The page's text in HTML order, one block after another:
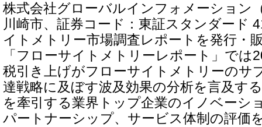
株式会社グローバルインフォメーション
川崎市、証券コード：東証スタンダード
イトメトリー市場調査レポートを発行・
「フローサイトメトリーレポート」では
税引き上げがフローサイトメトリーのサ
達戦略に及ぼす波及効果の分析を言及す
を牽引する業界トップ企業のイノベーシ
パートナーシップ、サービス体制の評価